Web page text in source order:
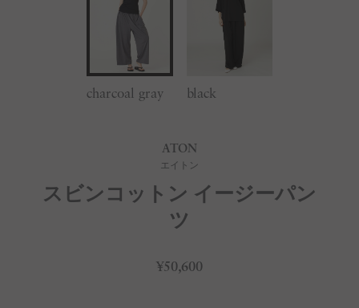
charcoal gray black
ATON
エイトン
スビンコットン イージーパン
ツ
¥50,600